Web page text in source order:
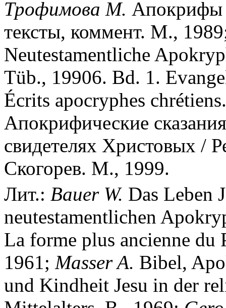
Трофимова М. Апокрифы
тексты, коммент. М.,
Neutestamentliche
Tüb., 19906. Bd. 1.
Écrits apocryphes
Апокрифические
cвидетелях Христовых /
Скогорев. М., 1999.
Лит.: Bauer W. Das Leben
neutestamentlichen
La forme plus ancienne du
1961; Masser A. Bibel,
und Kindheit Jesu in der